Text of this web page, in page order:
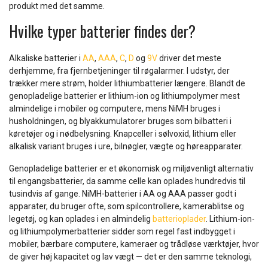
produkt med det samme.
Hvilke typer batterier findes der?
Alkaliske batterier i AA, AAA, C, D og 9Vdriver det meste
derhjemme, fra fjernbetjeninger til røgalarmer. I udstyr, der
trækker mere strøm, holder lithiumbatterier længere. Blandt de
genopladelige batterier er lithium-ion og lithiumpolymer mest
almindelige i mobiler og computere, mens NiMH bruges i
husholdningen, og blyakkumulatorer bruges som bilbatteri i
køretøjer og i nødbelysning. Knapceller i sølvoxid, lithium eller
alkalisk variant bruges i ure, bilnøgler, vægte og høreapparater.
Genopladelige batterier er et økonomisk og miljøvenligt alternativ
til engangsbatterier, da samme celle kan oplades hundredvis til
tusindvis af gange. NiMH-batterier i AA og AAA passer godt i
apparater, du bruger ofte, som spilcontrollere, kamerablitse og
legetøj, og kan oplades i en almindelig batterioplader. Lithium-ion-
og lithiumpolymerbatterier sidder som regel fast indbygget i
mobiler, bærbare computere, kameraer og trådløse værktøjer, hvor
de giver høj kapacitet og lav vægt — det er den samme teknologi,